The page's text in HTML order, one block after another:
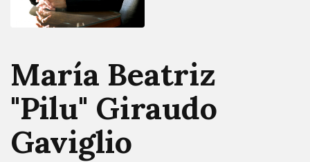
María Beatriz
"Pilu" Giraudo
Gaviglio